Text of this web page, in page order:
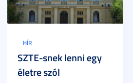
HÍR
SZTE-snek lenni egy
életre szól